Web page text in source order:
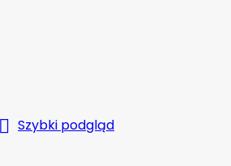
 Szybki podgląd